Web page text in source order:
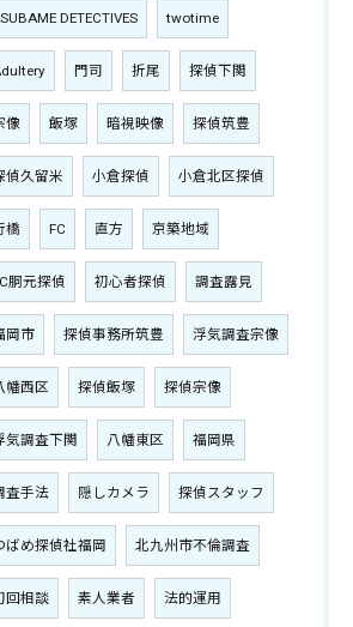
DETECTIVES twotime
門司 折尾 探偵下関
像 飯塚 暗視映像 探偵筑豊
偵久留米 小倉探偵 小倉北区探偵
橋 FC 直方 京築地域
胴元探偵 初心者探偵 調査露見
岡市 探偵事務所筑豊 浮気調査宗像
幡西区 探偵飯塚 探偵宗像
気調査下関 八幡東区 福岡県
査手法 隠しカメラ 探偵スタッフ
ばめ探偵社福岡 北九州市不倫調査
回相談 素人業者 法的運用